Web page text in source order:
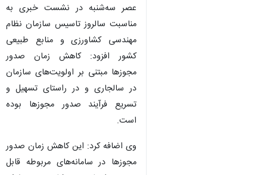
عصر سه‌شنبه در نشست خبری به
مناسبت سالروز تاسیس سازمان نظام
مهندسی کشاورزی و منابع طبیعی
کشور افزود: کاهش زمان صدور
مجوزها مبتنی بر اولویت‌های سازمان
در سالجاری و در راستای تسهیل و
تسریع فرآیند صدور مجوزها بوده
است.
وی اضافه کرد: این کاهش زمان صدور
مجوزها در سامانه‌های مربوطه قابل